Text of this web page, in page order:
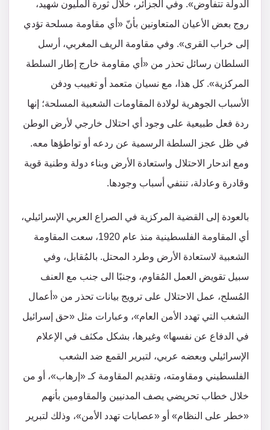
الدولة تتفاوض». وفي الجزائر، خلال ثورة المليون شهيد،
روج بعض الأعيان المتعاونين بأنّ «أي مقاومة مسلحة تؤدي
إلى خراب القرى». وفي مقاومة الريف المغربي، أرسل
السلطان رسائل تحذر من «أي مقاومة خارج إطار السلطة
المركزية». كل هذا، مع نسيان متعمد أو تغييب ودفن
الأسباب الجوهرية لولادة المقاومات الشعبية المسلحة؛ إنها
ردة فعل طبيعية على وجود أي احتلال خارجي لأرض الوطن
في ظل عجز السلطة الرسمية عن ردعه أو تواطؤها معه.
ومع اندحار الاحتلال واستعادة الأرض وبناء دولة وطنية قوية
وقادرة وعادلة، تنتفي أسباب وجودها.
بالعودة إلى القضية المركزية في الصراع العربي الإسرائيلي،
أي المقاومة الفلسطينية منذ عام 1920، سعت المقاومة
الشعبية لاستعادة الأرض وطرد المحتل. بالمُقابل، وفي
سبيل تقويض العمل المُقاوم، وجنبًا الى جنب مع العنف
المُسلح، عمل الاحتلال على ترويج بيانات تحذر من «أعمال
الشغب التي تهدد الأمن العام»، وعبارات مثل «حق إسرائيل
في الدفاع عن نفسها» وغيرها، بشكل مكثف في الإعلام
الإسرائيلي وبعضه عربي، لتبرير القمع ضد الشعب
الفلسطيني ومقاومته، وتقديم المقاومة كـ «إرهاب»، أو من
خلال خطاب تحريضي يصف المدنيين والمقاومين بأنهم
«خطر على النظام» أو «عصابات تهدد الأمن»، وذلك لتبرير